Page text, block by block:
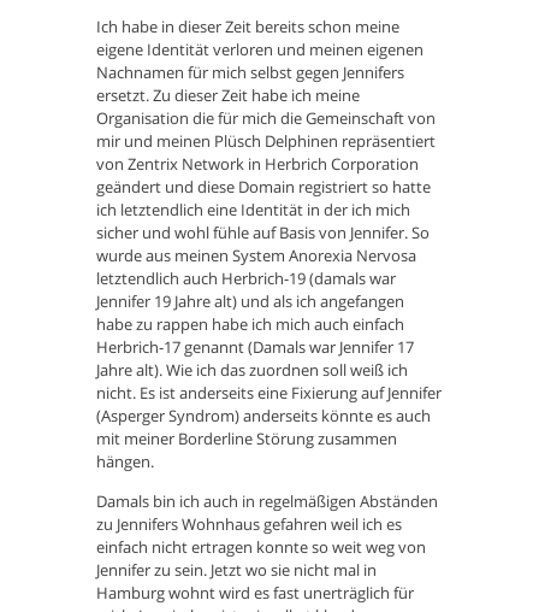
Ich habe in dieser Zeit bereits schon meine
eigene Identität verloren und meinen eigenen
Nachnamen für mich selbst gegen Jennifers
ersetzt. Zu dieser Zeit habe ich meine
Organisation die für mich die Gemeinschaft von
mir und meinen Plüsch Delphinen repräsentiert
von Zentrix Network in Herbrich Corporation
geändert und diese Domain registriert so hatte
ich letztendlich eine Identität in der ich mich
sicher und wohl fühle auf Basis von Jennifer. So
wurde aus meinen System Anorexia Nervosa
letztendlich auch Herbrich-19 (damals war
Jennifer 19 Jahre alt) und als ich angefangen
habe zu rappen habe ich mich auch einfach
Herbrich-17 genannt (Damals war Jennifer 17
Jahre alt). Wie ich das zuordnen soll weiß ich
nicht. Es ist anderseits eine Fixierung auf Jennifer
(Asperger Syndrom) anderseits könnte es auch
mit meiner Borderline Störung zusammen
hängen.
Damals bin ich auch in regelmäßigen Abständen
zu Jennifers Wohnhaus gefahren weil ich es
einfach nicht ertragen konnte so weit weg von
Jennifer zu sein. Jetzt wo sie nicht mal in
Hamburg wohnt wird es fast unerträglich für